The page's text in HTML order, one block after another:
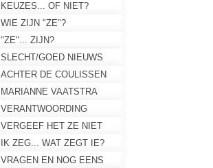
KEUZES... OF NIET?
WIE ZIJN "ZE"?
"ZE"... ZIJN?
SLECHT/GOED NIEUWS
ACHTER DE COULISSEN
MARIANNE VAATSTRA
VERGETEN?
VERANTWOORDING
VERGEEF HET ZE NIET
IK ZEG... WAT ZEGT IE?
VRAGEN EN NOG EENS